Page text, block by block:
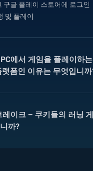
구글 플레이 스토어에 로그인
및 플레이
에서 게임을 플레이하
폼인 이유는 무엇입니
이크 – 쿠키들의 러닝
까?